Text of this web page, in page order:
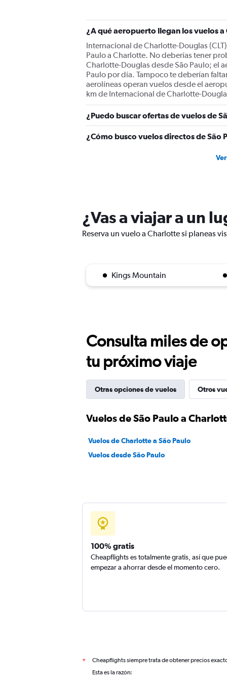
axis
displaying
Range:
0
to
6000.
¿A qué aeropuerto llegan los vuelos a
Internacional de Charlotte-Douglas
Paulo a Charlotte. No deberías tener
Charlotte-Douglas desde São Paulo; el
Paulo por día. Tampoco te deberían
aerolíneas operan vuelos desde el
km de Internacional de Charlotte-
¿Puedo buscar ofertas de vuelos de
¿Cómo busco vuelos directos de São
¿Vas a viajar a un
Reserva un vuelo a Charlotte si planeas
Kings Mountain
Consulta miles de
tu próximo viaje
Otras opciones de vuelos Otros
Vuelos de São Paulo a
Vuelos de Charlotte a São Paulo
Vuelos desde São Paulo
100% gratis
Cheapflights es totalmente gratis, así que
empezar a ahorrar desde el momento cero.
* Cheapflights siempre trata de obtener precios
Esta es la razón: